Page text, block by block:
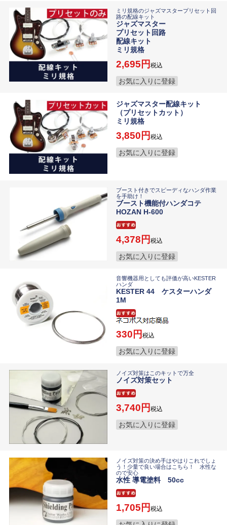
ミリ規格のジャズマスタープリセット回
路の配線キット
ジャズマスター
プリセット回路
配線キット
ミリ規格
2,695 税込
お気に入りに登録
ジャズマスター配線キット
（プリセットカット）
ミリ規格
3,850 税込
お気に入りに登録
ブースト付きでスピーディなハンダ作業
を手助け！
ブースト機能付ハンダコテ
HOZAN H-600
4,378 税込
お気に入りに登録
音響機器用としても評価が高いKESTER
ハンダ
KESTER 44 ケスターハンダ
1M
330 税込
お気に入りに登録
ノイズ対策はこのキットで万全
ノイズ対策セット
3,740 税込
お気に入りに登録
ノイズ対策の決め手はやはりこれでしょ
う！少量で良い場合はこちら！ 水性な
ので安心
水性 導電塗料 50cc
1,705 税込